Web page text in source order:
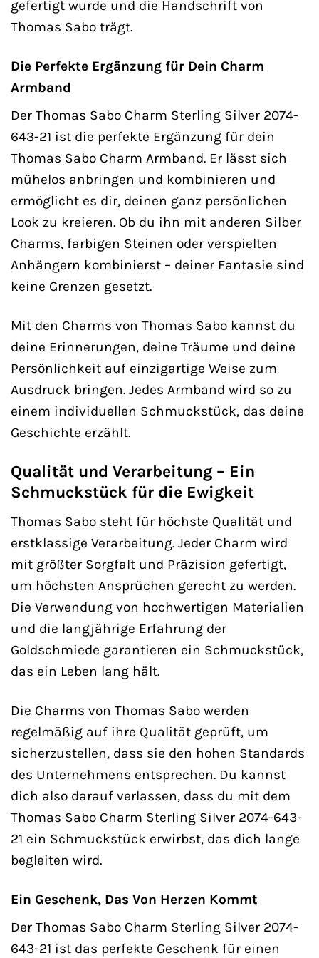
gefertigt wurde und die Handschrift von
Thomas Sabo trägt.
Die Perfekte Ergänzung für Dein Charm
Armband
Der Thomas Sabo Charm Sterling Silver 2074-
643-21 ist die perfekte Ergänzung für dein
Thomas Sabo Charm Armband. Er lässt sich
mühelos anbringen und kombinieren und
ermöglicht es dir, deinen ganz persönlichen
Look zu kreieren. Ob du ihn mit anderen Silber
Charms, farbigen Steinen oder verspielten
Anhängern kombinierst – deiner Fantasie sind
keine Grenzen gesetzt.
Mit den Charms von Thomas Sabo kannst du
deine Erinnerungen, deine Träume und deine
Persönlichkeit auf einzigartige Weise zum
Ausdruck bringen. Jedes Armband wird so zu
einem individuellen Schmuckstück, das deine
Geschichte erzählt.
Qualität und Verarbeitung – Ein
Schmuckstück für die Ewigkeit
Thomas Sabo steht für höchste Qualität und
erstklassige Verarbeitung. Jeder Charm wird
mit größter Sorgfalt und Präzision gefertigt,
um höchsten Ansprüchen gerecht zu werden.
Die Verwendung von hochwertigen Materialien
und die langjährige Erfahrung der
Goldschmiede garantieren ein Schmuckstück,
das ein Leben lang hält.
Die Charms von Thomas Sabo werden
regelmäßig auf ihre Qualität geprüft, um
sicherzustellen, dass sie den hohen Standards
des Unternehmens entsprechen. Du kannst
dich also darauf verlassen, dass du mit dem
Thomas Sabo Charm Sterling Silver 2074-643-
21 ein Schmuckstück erwirbst, das dich lange
begleiten wird.
Ein Geschenk, Das Von Herzen Kommt
Der Thomas Sabo Charm Sterling Silver 2074-
643-21 ist das perfekte Geschenk für einen